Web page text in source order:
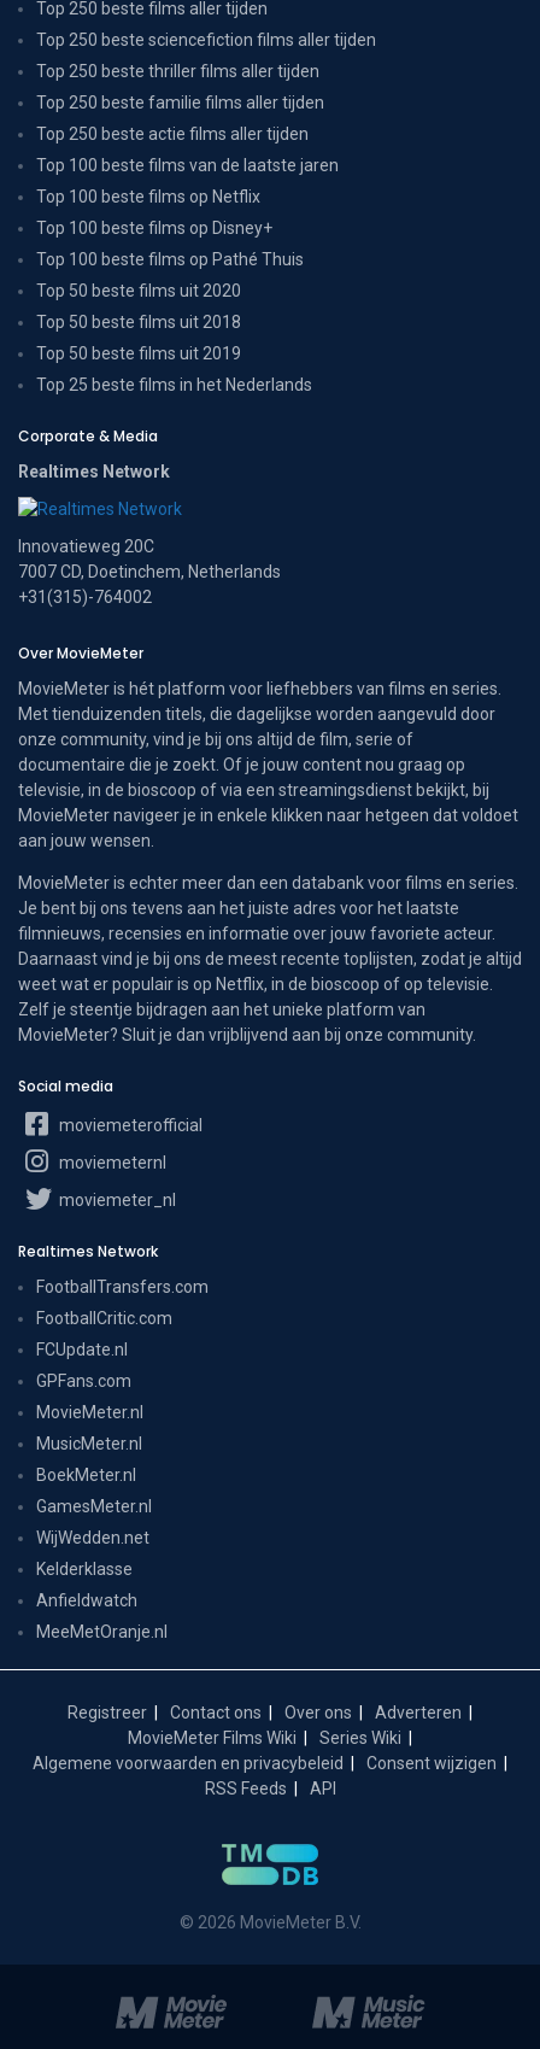
Top 250 beste films aller tijden
Top 250 beste sciencefiction films aller tijden
Top 250 beste thriller films aller tijden
Top 250 beste familie films aller tijden
Top 250 beste actie films aller tijden
Top 100 beste films van de laatste jaren
Top 100 beste films op Netflix
Top 100 beste films op Disney+
Top 100 beste films op Pathé Thuis
Top 50 beste films uit 2020
Top 50 beste films uit 2018
Top 50 beste films uit 2019
Top 25 beste films in het Nederlands
Corporate & Media
Realtimes Network
Innovatieweg 20C
7007 CD, Doetinchem, Netherlands
+31(315)-764002
Over MovieMeter
MovieMeter is hét platform voor liefhebbers van films en series.
Met tienduizenden titels, die dagelijkse worden aangevuld door
onze community, vind je bij ons altijd de film, serie of
documentaire die je zoekt. Of je jouw content nou graag op
televisie, in de bioscoop of via een streamingsdienst bekijkt, bij
MovieMeter navigeer je in enkele klikken naar hetgeen dat voldoet
aan jouw wensen.
MovieMeter is echter meer dan een databank voor films en series.
Je bent bij ons tevens aan het juiste adres voor het laatste
filmnieuws, recensies en informatie over jouw favoriete acteur.
Daarnaast vind je bij ons de meest recente toplijsten, zodat je altijd
weet wat er populair is op Netflix, in de bioscoop of op televisie.
Zelf je steentje bijdragen aan het unieke platform van
MovieMeter? Sluit je dan vrijblijvend aan bij onze community.
Social media
moviemeterofficial
moviemeternl
moviemeter_nl
Realtimes Network
FootballTransfers.com
FootballCritic.com
FCUpdate.nl
GPFans.com
MovieMeter.nl
MusicMeter.nl
BoekMeter.nl
GamesMeter.nl
WijWedden.net
Kelderklasse
Anfieldwatch
MeeMetOranje.nl
Registreer Contact ons Over ons
Adverteren
MovieMeter Films Wiki
Series Wiki
Algemene voorwaarden en privacybeleid
Consent wijzigen
RSS Feeds
API
© 2026 MovieMeter B.V.